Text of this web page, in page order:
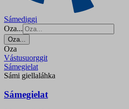
Sámediggi
Oza...
Oza...
Oza
Vástusuorggit
Sámegielat
Sámi giellaláhka
Sámegielat